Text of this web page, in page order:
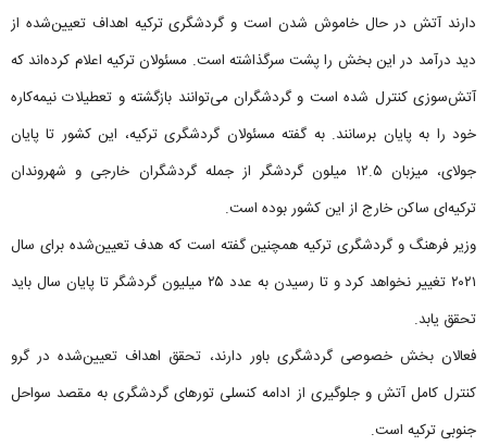
دارند آتش در حال خاموش شدن است و گردشگری ترکیه اهداف تعیین‌شده از
دید درآمد در این بخش را پشت سرگذاشته است. مسئولان ترکیه اعلام کرده‌اند که
آتش‌سوزی کنترل شده است و گردشگران می‌توانند بازگشته و تعطیلات نیمه‌کاره
خود را به پایان برسانند. به گفته مسئولان گردشگری ترکیه، این کشور تا پایان
جولای، میزبان ۱۲.۵ میلون گردشگر از جمله گردشگران خارجی و شهروندان
ترکیه‌ای ساکن خارج از این کشور بوده است.
وزیر فرهنگ و گردشگری ترکیه همچنین گفته است که هدف تعیین‌شده برای سال
۲۰۲۱ تغییر نخواهد کرد و تا رسیدن به عدد ۲۵ میلیون گردشگر تا پایان سال باید
تحقق یابد.
فعالان بخش خصوصی گردشگری باور دارند، تحقق اهداف تعیین‌شده در گرو
کنترل کامل آتش و جلوگیری از ادامه کنسلی تورهای گردشگری به مقصد سواحل
جنوبی ترکیه است.